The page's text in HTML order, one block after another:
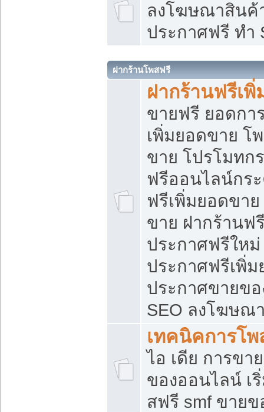
ลงโฆษณาสิน
ประกาศฟรี ทำ
ฝากร้านโพสฟรี
ฝากร้านฟรีเ
ขายฟรี ยอดกา
เพิ่มยอดขาย โ
ขาย โปรโมทก
ฟรีออนไลน์กร
ฟรีเพิ่มยอดขา
ขาย ฝากร้านฟ
ประกาศฟรีใหม่
ประกาศฟรีเพิ่
ประกาศขายข
SEO ลงโฆษณ
เทคนิคการโ
ไอ เดีย การขา
ของออนไลน์ เ
สฟรี smf ขาย